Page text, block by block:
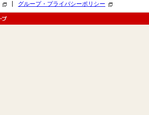
グループ・プライバシーポリシー